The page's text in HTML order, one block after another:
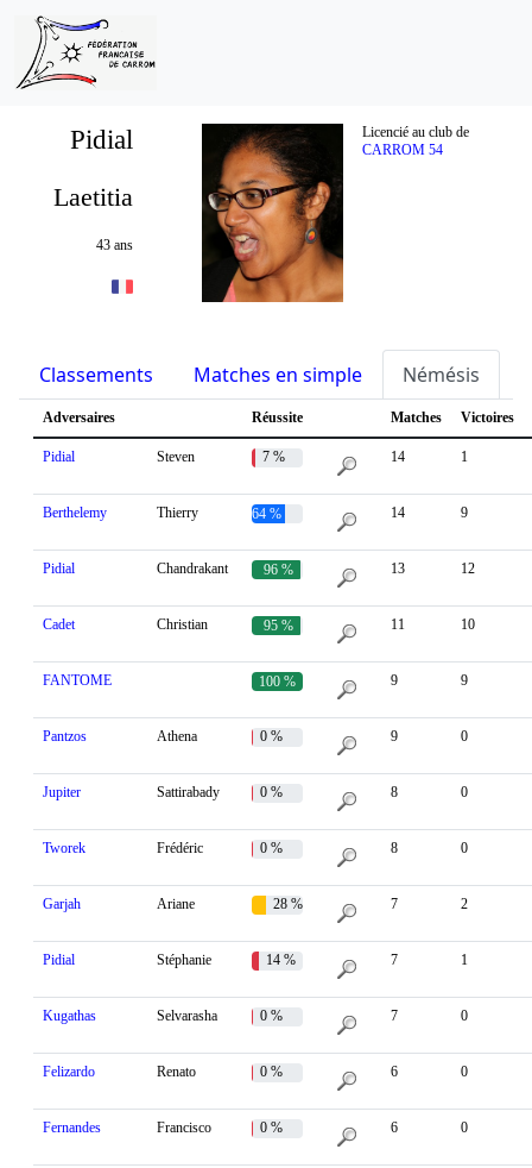
Pidial
Licencié au club de
CARROM 54
Laetitia
43 ans
Classements Matches en simple Némésis
Adversaires Réussite Matches Victoires
Pidial Steven 7 % 14 1
Berthelemy Thierry 64 % 14 9
Pidial Chandrakant 96 % 13 12
Cadet Christian 95 % 11 10
FANTOME 100 % 9 9
Pantzos Athena 0 % 9 0
Jupiter Sattirabady 0 % 8 0
Tworek Frédéric 0 % 8 0
Garjah Ariane 28 % 7 2
Pidial Stéphanie 14 % 7 1
Kugathas Selvarasha 0 % 7 0
Felizardo Renato 0 % 6 0
Fernandes Francisco 0 % 6 0